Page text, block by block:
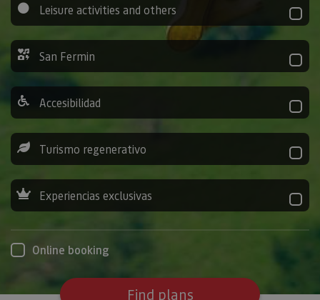
Leisure activities and others
San Fermin
Accesibilidad
Turismo regenerativo
Experiencias exclusivas
Online booking
Find plans